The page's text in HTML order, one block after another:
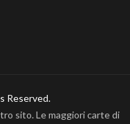
Reserved.
sito. Le maggiori carte di